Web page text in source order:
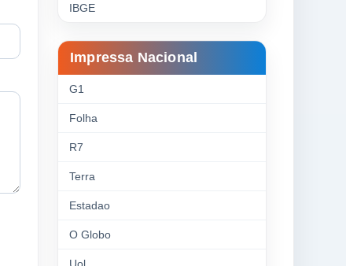
IBGE
Impressa Nacional
G1
Folha
R7
Terra
Estadao
O Globo
Uol